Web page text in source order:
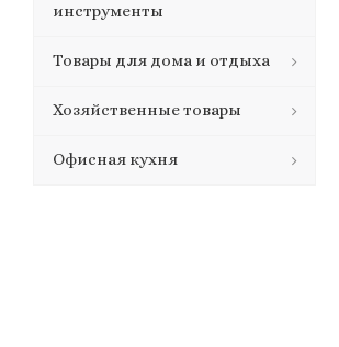
инструменты
Товары для дома и отдыха
Хозяйственные товары
Офисная кухня